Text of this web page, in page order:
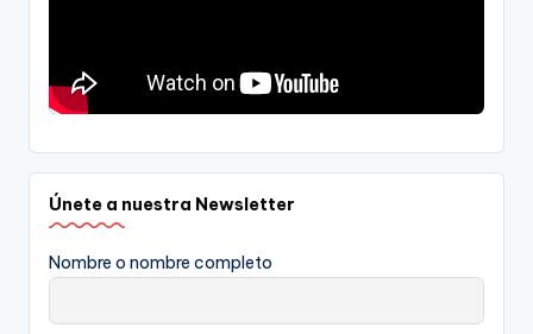
Únete a nuestra Newsletter
Nombre o nombre completo